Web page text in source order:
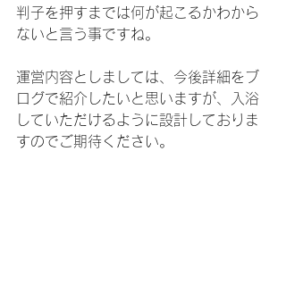
判子を押すまでは何が起こるかわから
ないと言う事ですね。
運営内容としましては、今後詳細をブ
ログで紹介したいと思いますが、入浴
していただけるように設計しておりま
すのでご期待ください。